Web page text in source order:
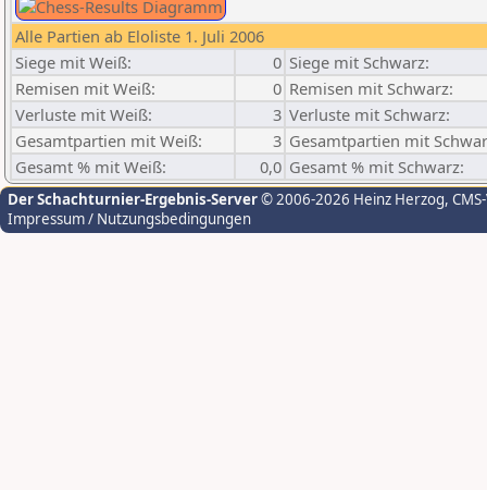
Alle Partien ab Eloliste 1. Juli 2006
Siege mit Weiß:
0 Siege mit Schwarz:
Remisen mit Weiß:
0 Remisen mit Schwarz:
Verluste mit Weiß:
3 Verluste mit Schwarz:
Gesamtpartien mit Weiß:
3 Gesamtpartien mit
Gesamt % mit Weiß:
0,0 Gesamt % mit Schwarz:
Der Schachturnier-Ergebnis-Server© 2006-2026 Heinz Herzog,
Impressum / Nutzungsbedingungen